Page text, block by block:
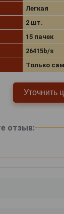
Легкая
2 шт.
15 пачек
26415b/s
Только
Уточнить
отзыв: